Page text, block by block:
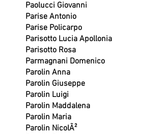
Paolucci Giovanni
Parise Antonio
Parise Policarpo
Parisotto Lucia Apollonia
Parisotto Rosa
Parmagnani Domenico
Parolin Anna
Parolin Giuseppe
Parolin Luigi
Parolin Maddalena
Parolin Maria
Parolin NicolÃ²